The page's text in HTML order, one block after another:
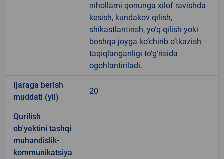
nihollarni qonunga xilof ravishda
kesish, kundakov qilish,
shikastlantirish, yo‘q qilish yoki
boshqa joyga ko‘chirib o‘tkazish
taqiqlanganligi to‘g‘risida
ogohlantiriladi.
Ijaraga berish
muddati (yil)
20
Qurilish
ob'yektini tashqi
muhandislik-
kommunikatsiya